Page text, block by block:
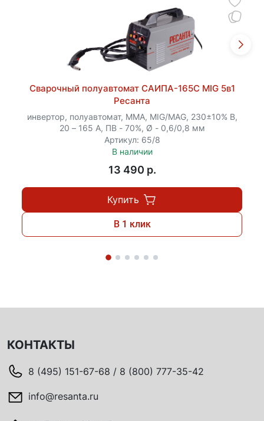
Сварочный полуавтомат САИПА-165С MIG 5в1
Ресанта
инвертор, полуавтомат, MMA, MIG/MAG, 230±10% В,
20 – 165 А, ПВ - 70%, Ø - 0,6/0,8 мм
Артикул: 65/8
В наличии
13 490 p.
Купить
В 1 клик
КОНТАКТЫ
8 (495) 151-67-68 / 8 (800) 777-35-42
info@resanta.ru